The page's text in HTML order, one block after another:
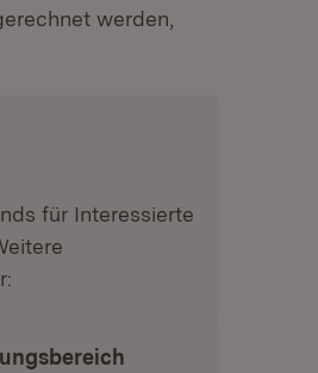
werden,
für Interessierte